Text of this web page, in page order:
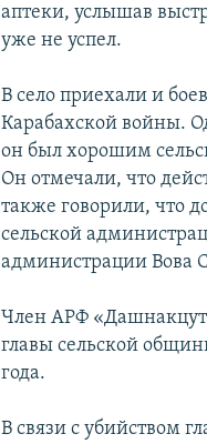
аптеки, услышав
уже не успел.
В село приехали и
Карабахской войны.
он был хорошим
Он отмечали, что
также говорили, что
сельской
администрации Вова
Член АРФ
главы сельской
года.
В связи с убийством